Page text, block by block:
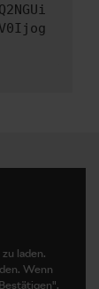
zu laden.
Wenn